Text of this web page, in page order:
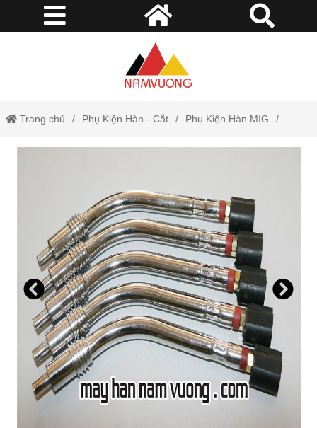
Trang chủ Phụ Kiện Hàn - Cắt Phụ Kiện Hàn MIG